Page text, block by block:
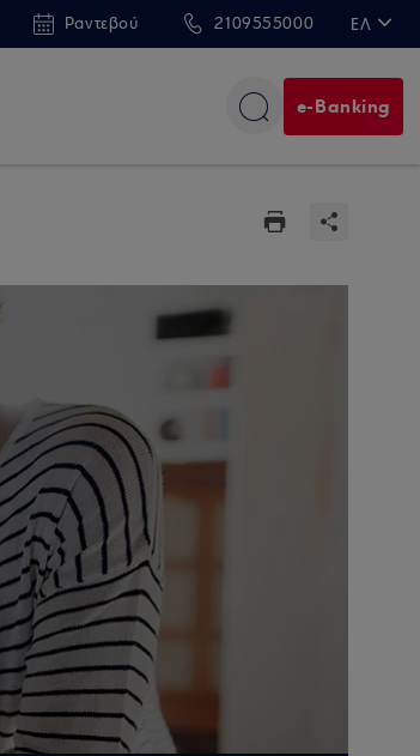
Ραντεβού 2109555000 ΕΛ
e-Banking